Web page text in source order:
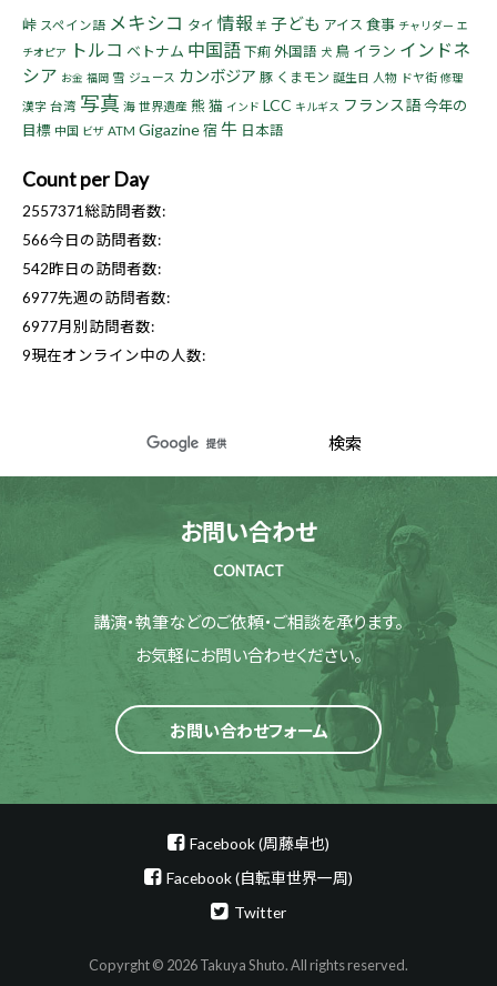
峠 スペイン語 メキシコ タイ 情報 羊 子ども アイス 食事 チャリダー エ
チオピア
トルコ ベトナム 中国語 下痢 外国語 犬 鳥 イラン インドネ
シア お金 福岡 雪 ジュース カンボジア 豚 くまモン 誕生日 人物 ドヤ街 修理
漢字 台湾 写真 海 世界遺産 熊猫 インド LCC キルギス フランス語今年の
目標 中国 ビザ ATM Gigazine宿 牛 日本語
Count per Day
2557371総訪問者数:
566今日の訪問者数:
542昨日の訪問者数:
6977先週の訪問者数:
6977月別訪問者数:
9現在オンライン中の人数:
お問い合わせ
CONTACT
講演・執筆などのご依頼・ご相談を承ります。
お気軽にお問い合わせください。
お問い合わせフォーム
Facebook (周藤卓也)
Facebook (自転車世界一周)
Twitter
Copyrght © 2026 Takuya Shuto. All rights reserved.